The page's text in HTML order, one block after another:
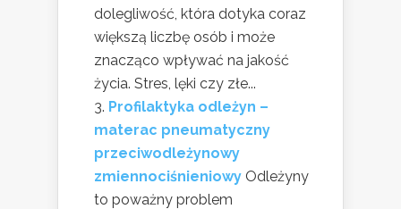
dolegliwość, która dotyka coraz
większą liczbę osób i może
znacząco wpływać na jakość
życia. Stres, lęki czy złe...
Profilaktyka odleżyn –
materac pneumatyczny
przeciwodleżynowy
zmiennociśnieniowy Odleżyny
to poważny problem